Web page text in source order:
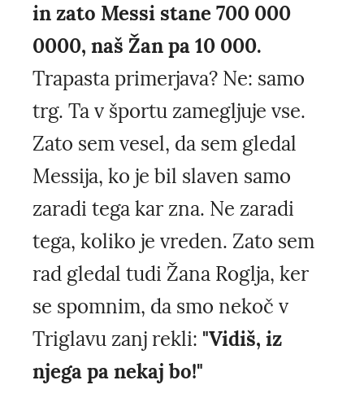
in zato Messi stane 700 000
0000, naš Žan pa 10 000.
Trapasta primerjava? Ne: samo
trg. Ta v športu zamegljuje vse.
Zato sem vesel, da sem gledal
Messija, ko je bil slaven samo
zaradi tega kar zna. Ne zaradi
tega, koliko je vreden. Zato sem
rad gledal tudi Žana Roglja, ker
se spomnim, da smo nekoč v
Triglavu zanj rekli: "Vidiš, iz
njega pa nekaj bo!"